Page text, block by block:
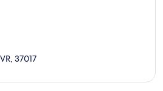
37017